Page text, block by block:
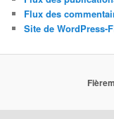
Flux des
Site de WordPress-